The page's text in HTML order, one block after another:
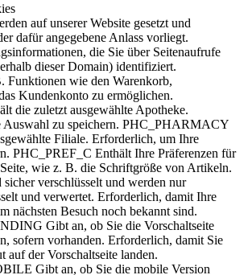
auf unserer Website gesetzt und
dafür angegebene Anlass vorliegt.
die Sie über Seitenaufrufe
dieser Domain) identifiziert.
Funktionen wie den Warenkorb,
Kundenkonto zu ermöglichen.
die zuletzt ausgewählte Apotheke.
Auswahl zu speichern. PHC_PHARMACY
Filiale. Erforderlich, um Ihre
PHC_PREF_C Enthält Ihre Präferenzen für
wie z. B. die Schriftgröße von Artikeln.
sicher verschlüsselt und werden nur
und verwertet. Erforderlich, damit Ihre
nächsten Besuch noch bekannt sind.
Gibt an, ob Sie die Vorschaltseite
sofern vorhanden. Erforderlich, damit Sie
auf der Vorschaltseite landen.
Gibt an, ob Sie die mobile Version